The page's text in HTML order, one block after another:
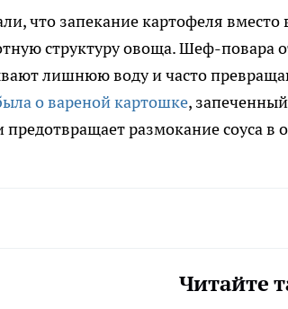
что запекание картофеля
структуру овоща. Шеф-повара
лишнюю воду и часто
о вареной картошке,
размокание соуса в
Читайте